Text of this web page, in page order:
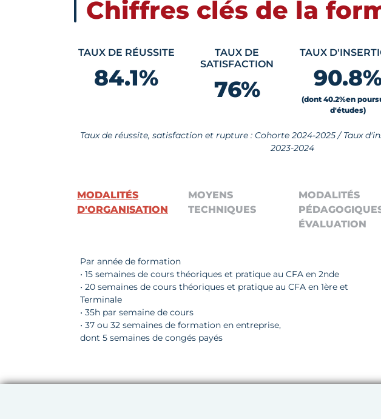
Chiffres clés de la
TAUX DE RÉUSSITE
84.1%
TAUX DE
SATISFACTION
76%
TAUX
90.8
(dont 40.2%en
d'études)
Taux de réussite, satisfaction et rupture : Cohorte 2024-2025 / Taux
2023-2024
MODALITÉS
D'ORGANISATION
MOYENS
TECHNIQUES
MODALITÉS
ÉVALUATION
Par année de formation
• 15 semaines de cours théoriques et pratique au CFA en 2nde
• 20 semaines de cours théoriques et pratique au CFA en 1ère et
Terminale
• 35h par semaine de cours
• 37 ou 32 semaines de formation en entreprise,
dont 5 semaines de congés payés